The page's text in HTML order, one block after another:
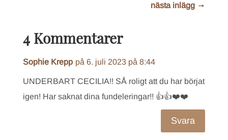
nästa inlägg →
4 Kommentarer
Sophie Krepp på 6. juli 2023 på 8:44
UNDERBART CECILIA!! SÅ roligt att du har börjat
igen! Har saknat dina fundeleringar!! 👍👍❤️❤️
Svara